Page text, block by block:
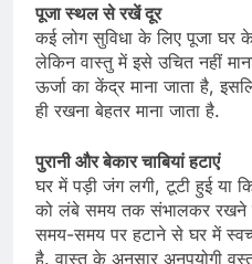
पूजा स्थल से रखें दूर
कई लोग सुविधा के लिए पूजा घर
लेकिन वास्तु में इसे उचित नहीं
ऊर्जा का केंद्र माना जाता है,
ही रखना बेहतर माना जाता है.
पुरानी और बेकार चाबियां हटाएं
घर में पड़ी जंग लगी, टूटी हुई या
को लंबे समय तक संभालकर रखने
समय-समय पर हटाने से घर में
है. वास्तु के अनुसार अनुपयोगी